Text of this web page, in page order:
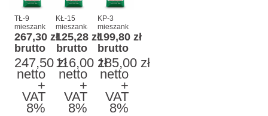
TŁ-9
mieszanka
traw
łąkowa
na gleby
torfowe
10 kg
267,30 zł
brutto
247,50 zł
netto
+
VAT
8%
KŁ-15
mieszanka
traw
łąkowa
na gleby
wilgotne
5 kg
125,28 zł
brutto
116,00 zł
netto
+
VAT
8%
KP-3
mieszanka
traw
pastwiskowa
10 kg
199,80 zł
brutto
185,00 zł
netto
+
VAT
8%